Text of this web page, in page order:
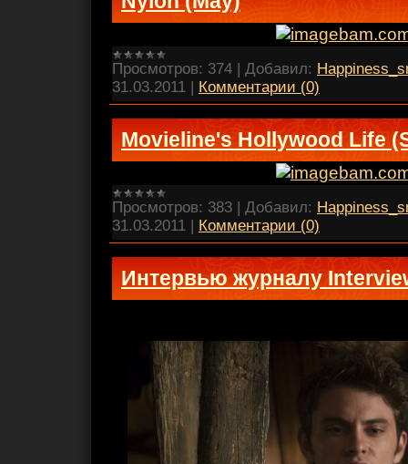
Просмотров: 374 | Добавил:
31.03.2011 | Комментарии (0)
Movieline's Hollywood Life
Просмотров: 383 | Добавил:
31.03.2011 | Комментарии (0)
Интервью журналу